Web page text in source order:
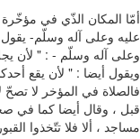
أمّا المكان الذّي في
عليه وعلى آله وسلّم- يقول
وعلى آله وسلّم - : " لأن
ويقول أيضا : " لأن يقع
فالصلاة في المؤخر لا
قبل ، وقال أيضا كما في
مساجد ، ألا فلا تتّخذوا